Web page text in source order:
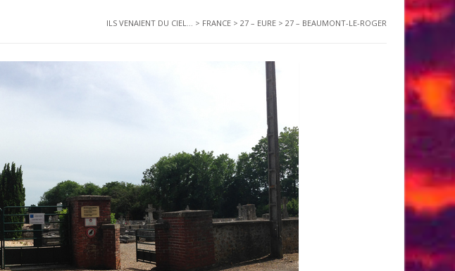
ILS VENAIENT DU CIEL... > FRANCE > 27 – EURE > 27 – BEAUMONT-LE-ROGER